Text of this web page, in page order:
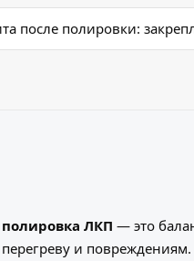
после полировки:
полировка ЛКП — это
и